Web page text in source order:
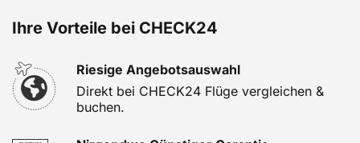
Ihre Vorteile bei CHECK24
Riesige Angebotsauswahl
Direkt bei CHECK24 Flüge vergleichen &
buchen.